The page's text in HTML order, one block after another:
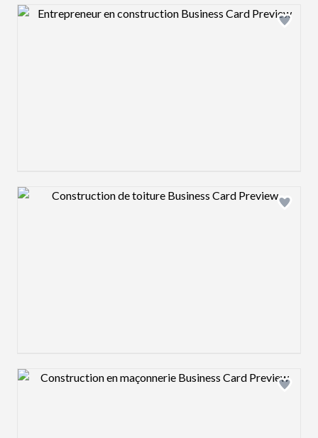
Design preview image
Design preview image
Design preview image